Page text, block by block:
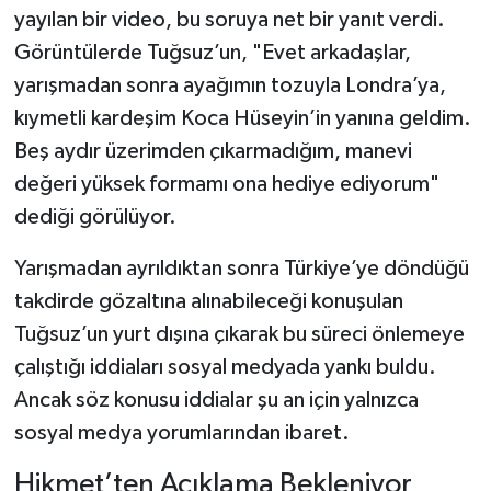
yayılan bir video, bu soruya net bir yanıt verdi.
Görüntülerde Tuğsuz’un, "Evet arkadaşlar,
yarışmadan sonra ayağımın tozuyla Londra’ya,
kıymetli kardeşim Koca Hüseyin’in yanına geldim.
Beş aydır üzerimden çıkarmadığım, manevi
değeri yüksek formamı ona hediye ediyorum"
dediği görülüyor.
Yarışmadan ayrıldıktan sonra Türkiye’ye döndüğü
takdirde gözaltına alınabileceği konuşulan
Tuğsuz’un yurt dışına çıkarak bu süreci önlemeye
çalıştığı iddiaları sosyal medyada yankı buldu.
Ancak söz konusu iddialar şu an için yalnızca
sosyal medya yorumlarından ibaret.